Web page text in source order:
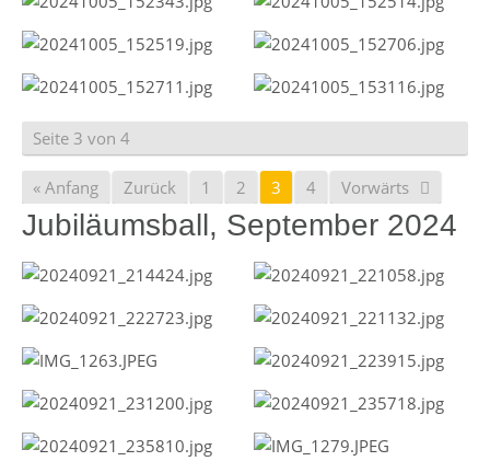
Seite 3 von 4
« Anfang Zurück 1 2 3 4 Vorwärts
Jubiläumsball, September 2024